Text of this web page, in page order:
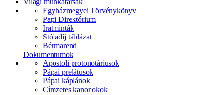
Világi munkatársak
Egyházmegyei Törvénykönyv
Papi Direktórium
Iratminták
Stóladíj táblázat
Bérmarend
Dokumentumok
Apostoli protonotáriusok
Pápai prelátusok
Pápai káplánok
Címzetes kanonokok